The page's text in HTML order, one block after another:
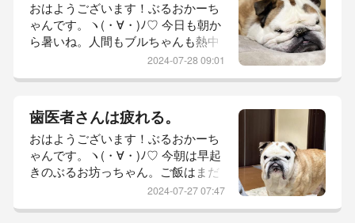
っちゃんのご飯を用意。ご飯やでー
おぉ！今朝はしじみの目が開いた！
そんな日は食べる気満々の時です。
笑昨日のお昼は、蛸神さんにブル友
さん大集...
おはようございます！ぶるおかーち
ゃんです。ヽ(・∀・)ﾉ♡ 今日も朝か
ら暑いね。人間もブルちゃんも熱中
症対策しっかり。色々と、不安がよ
打ち込みました。デザートのカルピ
スゼリー。ブルーベリーソースもま
た作った。桃のコンポートバージョ
ン。コンポートも作ったよ。大根お
ろしでさっぱり。おにぎらず。集中
している間は、考えなくて済む。坊
っちゃん...
2024-07-28 09:01
歯医者さんは疲れる。
おはようございます！ぶるおかーち
ゃんです。ヽ(・∀・)ﾉ♡ 今朝は早起
きのぶるお坊っちゃん。ご飯はまだ
か…の、圧がスゴイ。笑じとーっと
2024-07-27 07:47